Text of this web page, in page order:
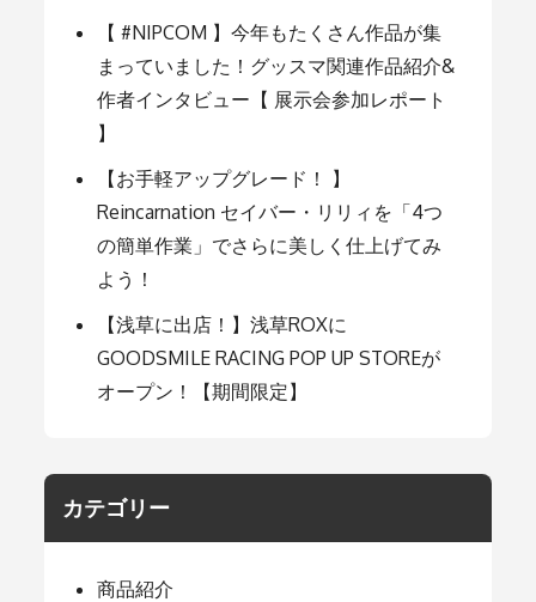
ョ
ン
【 #NIPCOM 】今年もたくさん作品が集
まっていました！グッスマ関連作品紹介&
作者インタビュー【 展示会参加レポート
】
【お手軽アップグレード！ 】
Reincarnation セイバー・リリィを「4つ
の簡単作業」でさらに美しく仕上げてみ
よう！
【浅草に出店！】浅草ROXに
GOODSMILE RACING POP UP STOREが
オープン！【期間限定】
カテゴリー
商品紹介